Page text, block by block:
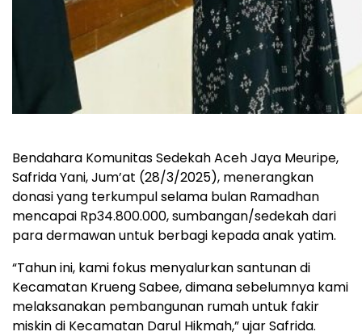
Bendahara Komunitas Sedekah Aceh Jaya Meuripe,
Safrida Yani, Jum’at (28/3/2025), menerangkan
donasi yang terkumpul selama bulan Ramadhan
mencapai Rp34.800.000, sumbangan/sedekah dari
para dermawan untuk berbagi kepada anak yatim.
“Tahun ini, kami fokus menyalurkan santunan di
Kecamatan Krueng Sabee, dimana sebelumnya kami
melaksanakan pembangunan rumah untuk fakir
miskin di Kecamatan Darul Hikmah,” ujar Safrida.